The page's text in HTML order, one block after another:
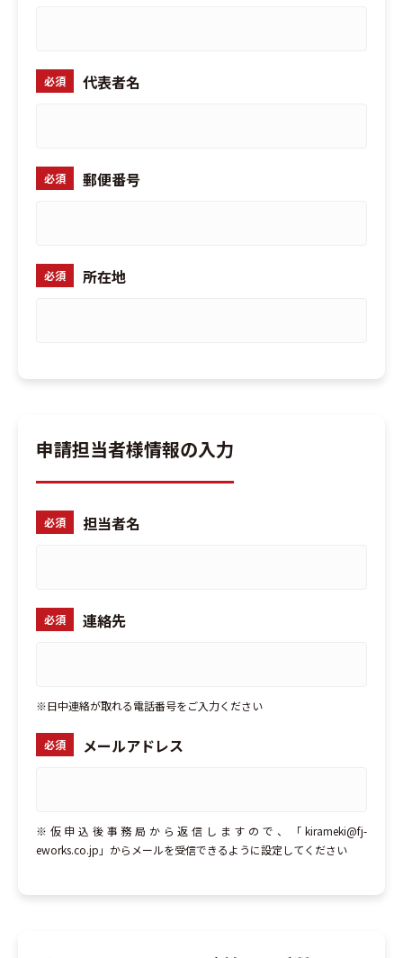
必須 代表者名
必須 郵便番号
必須 所在地
申請担当者様情報の入力
必須 担当者名
必須 連絡先
※日中連絡が取れる電話番号をご入力ください
必須 メールアドレス
※仮申込後事務局から返信しますので、「kirameki@fj-
eworks.co.jp」からメールを受信できるように設定してください